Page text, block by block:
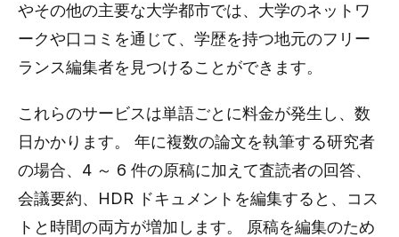
やその他の主要な大学都市では、大学のネットワ
ークや口コミを通じて、学歴を持つ地元のフリー
ランス編集者を見つけることができます。
これらのサービスは単語ごとに料金が発生し、数
日かかります。 年に複数の論文を執筆する研究者
の場合、4 ～ 6 件の原稿に加えて査読者の回答、
会議要約、HDR ドキュメントを編集すると、コス
トと時間の両方が増加します。 原稿を編集のため